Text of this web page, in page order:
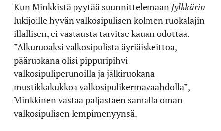
Kun Minkkistä pyytää suunnittelemaan Jylkkärin
lukijoille hyvän valkosipulisen kolmen ruokalajin
illallisen, ei vastausta tarvitse kauan odottaa.
”Alkuruoaksi valkosipulista äyriäiskeittoa,
pääruokana olisi pippuripihvi
valkosipuliperunoilla ja jälkiruokana
mustikkakukkoa valkosipulikermavaahdolla”,
Minkkinen vastaa paljastaen samalla oman
valkosipulisen lempimenyynsä.